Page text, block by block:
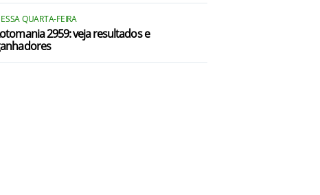
QUARTA-FEIRA
2959: veja resultados e